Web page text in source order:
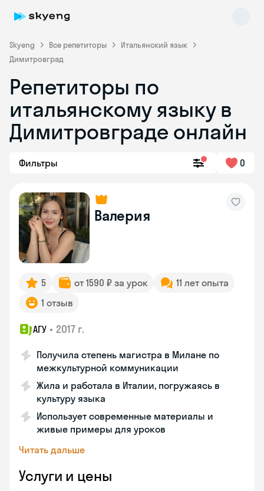
Skyeng Все репетиторы
Итальянский язык
Димитровград
Репетиторы по
итальянскому языку в
Димитровграде онлайн
Фильтры 0
Валерия
5 от 1590 ₽ за урок
11 лет опыта
1 отзыв
АГУ • 2017 г.
Получила степень магистра в Милане по
межкультурной коммуникации
Жила и работала в Италии, погружаясь в
культуру языка
Использует современные материалы и
живые примеры для уроков
Читать дальше
Услуги и цены
online